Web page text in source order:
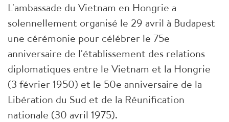
L'ambassade du Vietnam en Hongrie a
solennellement organisé le 29 avril à Budapest
une cérémonie pour célébrer le 75e
anniversaire de l'établissement des relations
diplomatiques entre le Vietnam et la Hongrie
(3 février 1950) et le 50e anniversaire de la
Libération du Sud et de la Réunification
nationale (30 avril 1975).